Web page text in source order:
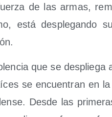
de las armas,
está des­ple­gan­do
que se
se encuen­tran en
Des­de las